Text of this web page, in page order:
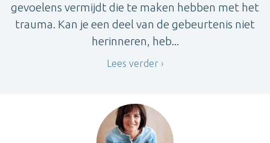
gevoelens vermijdt die te maken hebben met het
trauma. Kan je een deel van de gebeurtenis niet
herinneren, heb...
Lees verder